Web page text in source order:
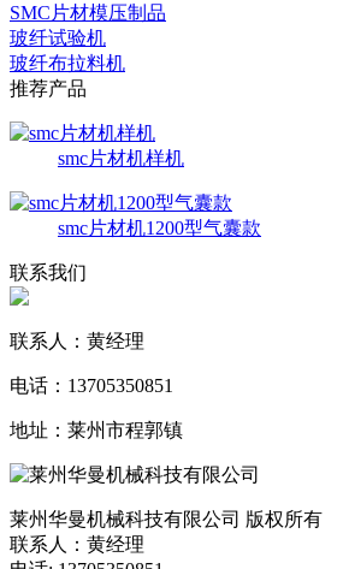
SMC片材模压制品
玻纤试验机
玻纤布拉料机
推荐产品
smc片材机样机
smc片材机1200型气囊款
联系我们
联系人：黄经理
电话：13705350851
地址：莱州市程郭镇
莱州华曼机械科技有限公司 版权所有
联系人：黄经理